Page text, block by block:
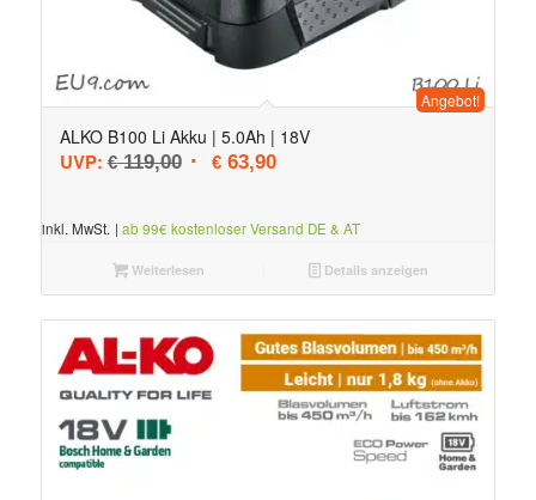
ALKO B100 Li Akku | 5.0Ah | 18V
UVP: €119,00 Ursprünglicher Preis war: € 119,00
€63,90Aktueller Preis ist: € 63,90.
Angebot!
inkl. MwSt. | ab 99€ kostenloser Versand DE & AT
Weiterlesen Details anzeigen